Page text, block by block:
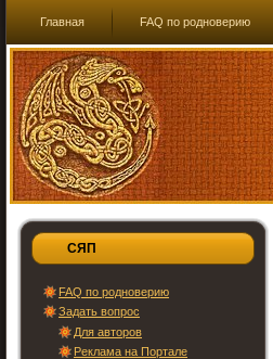
Главная FAQ по родноверию
СЯП
FAQ по родноверию
Задать вопрос
Для авторов
Реклама на Портале